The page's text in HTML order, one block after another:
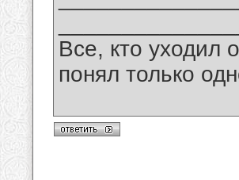
Все, кто уходил
понял только